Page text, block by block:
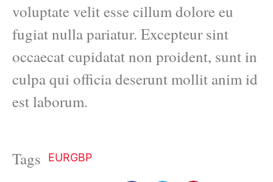
voluptate velit esse cillum dolore eu
fugiat nulla pariatur. Excepteur sint
occaecat cupidatat non proident, sunt in
culpa qui officia deserunt mollit anim id
est laborum.
Tags EURGBP